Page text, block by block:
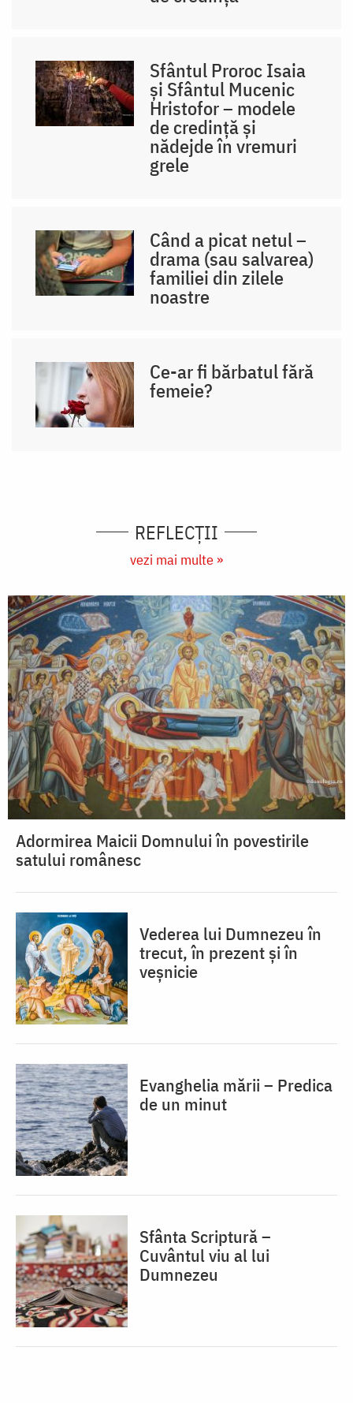
Sfântul Proroc Isaia
și Sfântul Mucenic
Hristofor – modele
de credință și
nădejde în vremuri
grele
Când a picat netul –
drama (sau salvarea)
familiei din zilele
noastre
Ce-ar fi bărbatul fără
femeie?
REFLECȚII
vezi mai multe »
Adormirea Maicii Domnului în povestirile
satului românesc
Vederea lui Dumnezeu în
trecut, în prezent și în
veșnicie
Evanghelia mării – Predica
de un minut
Sfânta Scriptură –
Cuvântul viu al lui
Dumnezeu